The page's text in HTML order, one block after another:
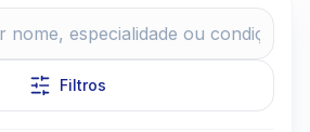
Filtros